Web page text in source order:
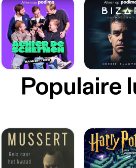
Populaire